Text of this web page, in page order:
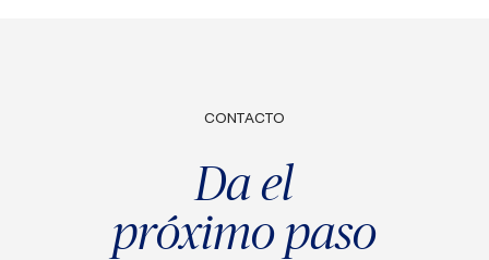
CONTACTO
Da el
próximo paso